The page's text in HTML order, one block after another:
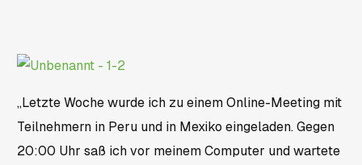
„Letzte Woche wurde ich zu einem Online-Meeting mit
Teilnehmern in Peru und in Mexiko eingeladen. Gegen
20:00 Uhr saß ich vor meinem Computer und wartete